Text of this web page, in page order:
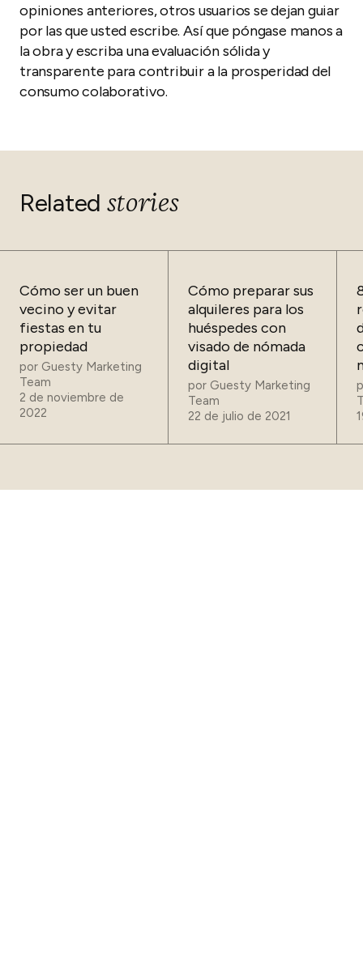
opiniones anteriores, otros usuarios se dejan guiar
por las que usted escribe. Así que póngase manos a
la obra y escriba una evaluación sólida y
transparente para contribuir a la prosperidad del
consumo colaborativo.
Related stories
Cómo ser un buen
vecino y evitar
fiestas en tu
propiedad
por Guesty Marketing
Team
2 de noviembre de
2022
Cómo preparar sus
alquileres para los
huéspedes con
visado de nómada
digital
por Guesty Marketing
Team
22 de julio de 2021